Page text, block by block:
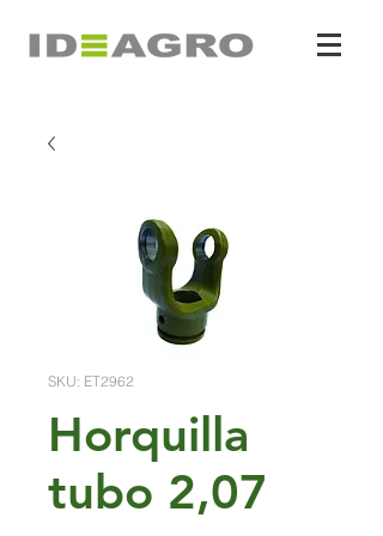
SKU: ET2962
Horquilla
tubo 2,07